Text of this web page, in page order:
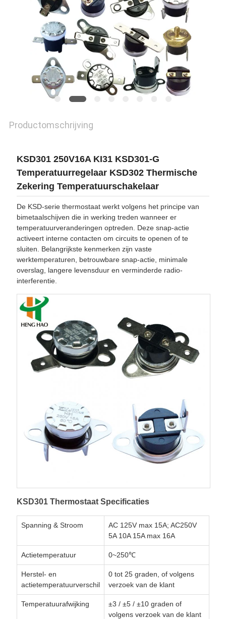
Productomschrijving
KSD301 250V16A KI31 KSD301-G
Temperatuurregelaar KSD302 Thermische
Zekering Temperatuurschakelaar
De KSD-serie thermostaat werkt volgens het principe van
bimetaalschijven die in werking treden wanneer er
temperatuurveranderingen optreden. Deze snap-actie
activeert interne contacten om circuits te openen of te
sluiten. Belangrijkste kenmerken zijn vaste
werktemperaturen, betrouwbare snap-actie, minimale
overslag, langere levensduur en verminderde radio-
interferentie.
KSD301 Thermostaat Specificaties
Spanning & Stroom
AC 125V max 15A; AC250V
5A 10A 15A max 16A
Actietemperatuur 0~250℃
Herstel- en
actietemperatuurverschil
0 tot 25 graden, of volgens
verzoek van de klant
Temperatuurafwijking
±3 / ±5 / ±10 graden of
volgens verzoek van de klant